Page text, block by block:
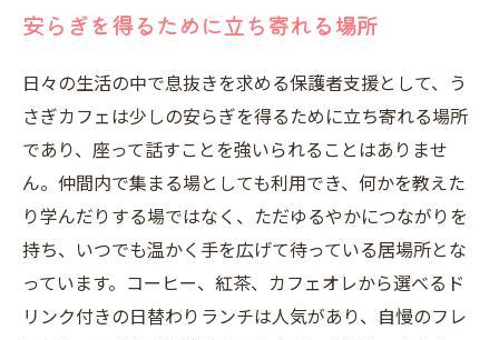
安らぎを得るために立ち寄れる場所
日々の生活の中で息抜きを求める保護者支援として、う
さぎカフェは少しの安らぎを得るために立ち寄れる場所
であり、座って話すことを強いられることはありませ
ん。仲間内で集まる場としても利用でき、何かを教えた
り学んだりする場ではなく、ただゆるやかにつながりを
持ち、いつでも温かく手を広げて待っている居場所とな
っています。コーヒー、紅茶、カフェオレから選べるド
リンク付きの日替わりランチは人気があり、自慢のフレ